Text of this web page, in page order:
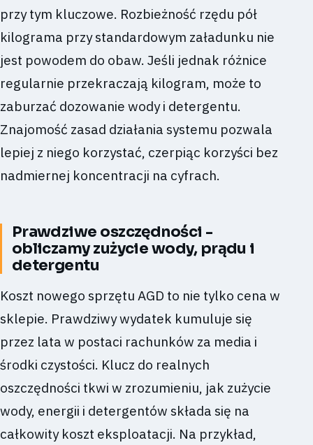
przy tym kluczowe. Rozbieżność rzędu pół
kilograma przy standardowym załadunku nie
jest powodem do obaw. Jeśli jednak różnice
regularnie przekraczają kilogram, może to
zaburzać dozowanie wody i detergentu.
Znajomość zasad działania systemu pozwala
lepiej z niego korzystać, czerpiąc korzyści bez
nadmiernej koncentracji na cyfrach.
Prawdziwe oszczędności -
obliczamy zużycie wody, prądu i
detergentu
Koszt nowego sprzętu AGD to nie tylko cena w
sklepie. Prawdziwy wydatek kumuluje się
przez lata w postaci rachunków za media i
środki czystości. Klucz do realnych
oszczędności tkwi w zrozumieniu, jak zużycie
wody, energii i detergentów składa się na
całkowity koszt eksploatacji. Na przykład,